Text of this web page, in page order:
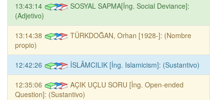
13:43:14
SOSYAL SAPMA[İng. Social Deviance]:
(Adjetivo)
13:14:38
TÜRKDOĞAN, Orhan [1928-]: (Nombre
propio)
12:42:26 İSLÂMCILIK [İng. Islamicism]: (Sustantivo)
12:35:06
AÇIK UÇLU SORU [İng. Open-ended
Question]: (Sustantivo)